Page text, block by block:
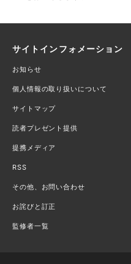
サイトインフォメーション
お知らせ
個人情報の取り扱いについて
サイトマップ
読者プレゼント提供
提携メディア
RSS
その他、お問い合わせ
お詫びと訂正
監修者一覧